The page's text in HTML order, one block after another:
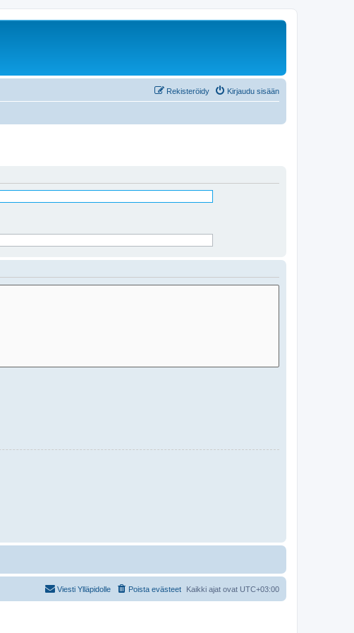
Kirjaudu sisään
Rekisteröidy
Kaikki ajat ovat UTC+03:00
Poista evästeet
Viesti Ylläpidolle